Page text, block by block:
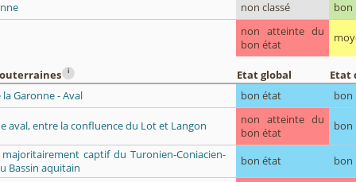
non classé
bon
non atteinte du
bon état
i Etat global
Etat
Garonne - Aval
bon état bon
aval, entre la confluence du Lot et Langon
non atteinte du
bon état
bon
captif du Turonien-Coniacien-
Bassin aquitain
bon état bon